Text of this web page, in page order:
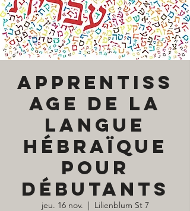
Apprentiss
age de la
langue
hébraïque
pour
débutants
jeu. 16 nov.
  |
Lilienblum St 7